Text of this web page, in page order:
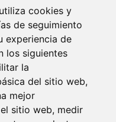
cookies y
de seguimiento
experiencia de
los siguientes
la
del sitio web,
mejor
sitio web, medir
ACTRIZ MAS GUAPA DE
LAS FOTOS
DE ARROW